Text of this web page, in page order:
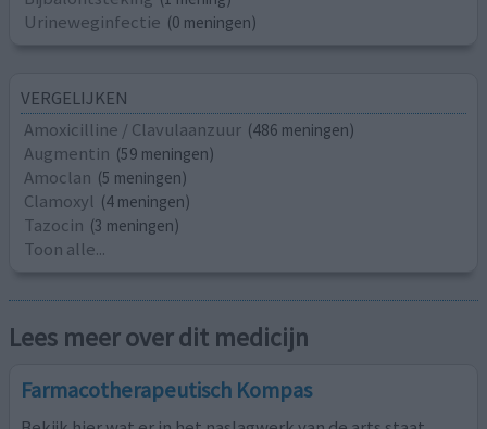
Urineweginfectie (0 meningen)
VERGELIJKEN
Amoxicilline / Clavulaanzuur (486 meningen)
Augmentin (59 meningen)
Amoclan (5 meningen)
Clamoxyl (4 meningen)
Tazocin (3 meningen)
Toon alle...
Lees meer over dit medicijn
Farmacotherapeutisch Kompas